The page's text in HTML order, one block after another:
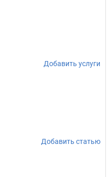
Добавить услуги
Добавить статью